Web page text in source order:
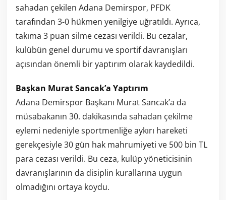
sahadan çekilen Adana Demirspor, PFDK
tarafından 3-0 hükmen yenilgiye uğratıldı. Ayrıca,
takıma 3 puan silme cezası verildi. Bu cezalar,
kulübün genel durumu ve sportif davranışları
açısından önemli bir yaptırım olarak kaydedildi.
Başkan Murat Sancak’a Yaptırım
Adana Demirspor Başkanı Murat Sancak’a da
müsabakanın 30. dakikasında sahadan çekilme
eylemi nedeniyle sportmenliğe aykırı hareketi
gerekçesiyle 30 gün hak mahrumiyeti ve 500 bin TL
para cezası verildi. Bu ceza, kulüp yöneticisinin
davranışlarının da disiplin kurallarına uygun
olmadığını ortaya koydu.